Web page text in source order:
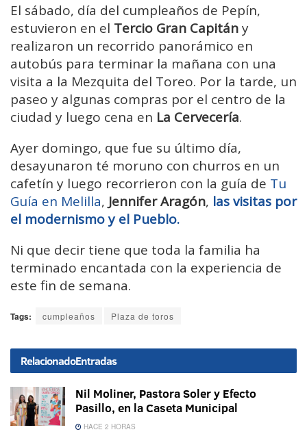
El sábado, día del cumpleaños de Pepín,
estuvieron en el Tercio Gran Capitány
realizaron un recorrido panorámico en
autobús para terminar la mañana con una
visita a la Mezquita del Toreo. Por la tarde, un
paseo y algunas compras por el centro de la
ciudad y luego cena en La Cervecería.
Ayer domingo, que fue su último día,
desayunaron té moruno con churros en un
cafetín y luego recorrieron con la guía de Tu
Guía en Melilla, Jennifer Aragón, las visitas por
el modernismo y el Pueblo.
Ni que decir tiene que toda la familia ha
terminado encantada con la experiencia de
este fin de semana.
Tags: cumpleaños Plaza de toros
RelacionadoEntradas
Nil Moliner, Pastora Soler y Efecto
Pasillo, en la Caseta Municipal
HACE 2 HORAS